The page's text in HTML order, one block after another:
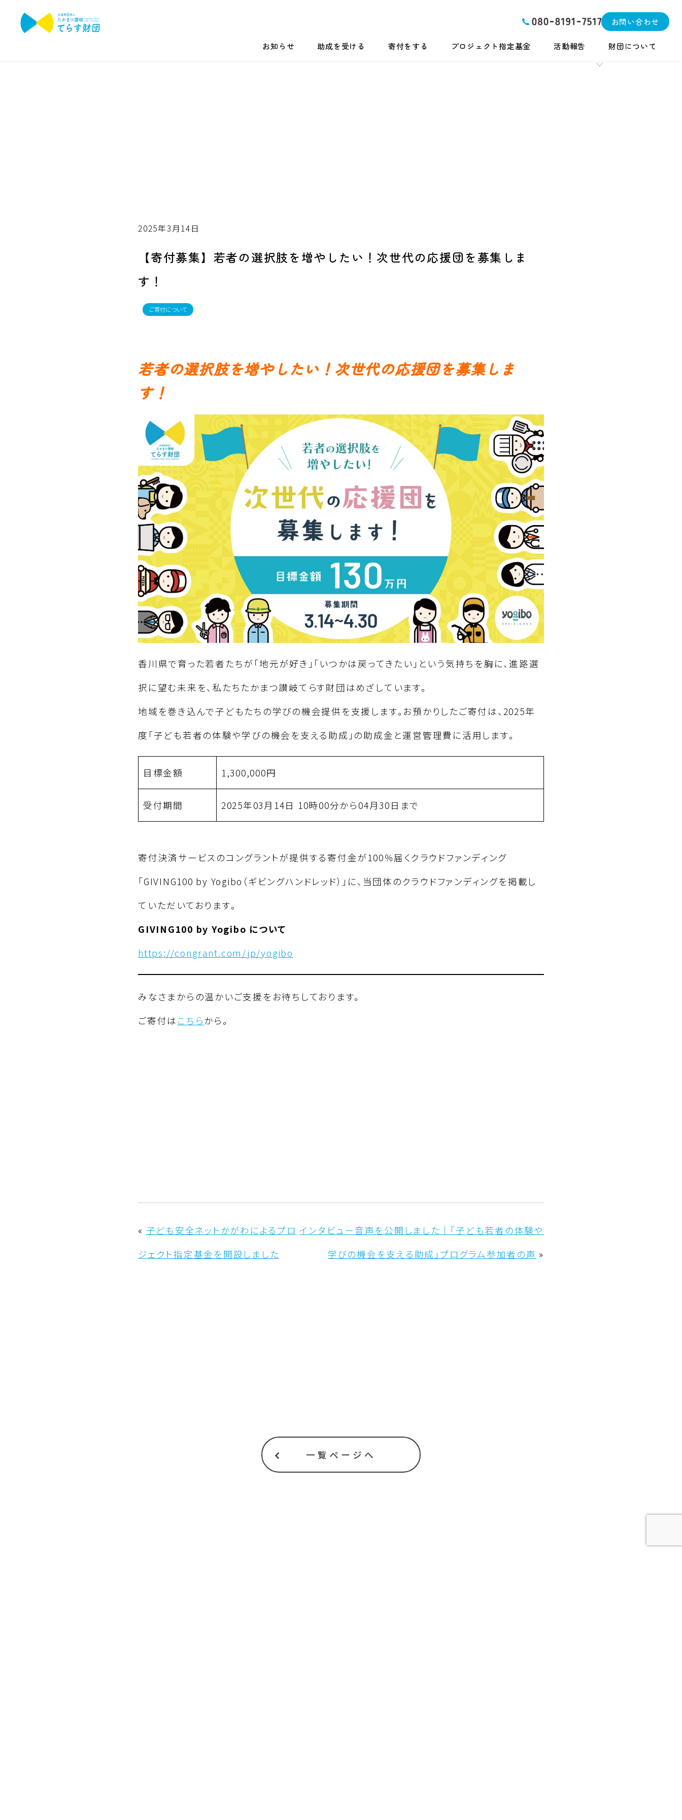
お問い合わせ
お知らせ 助成を受ける 寄付をする プロジェクト指定基金 活動報告 財団について
2025年3月14日
【寄付募集】若者の選択肢を増やしたい！次世代の応援団を募集しま
す！
ご寄付について
若者の選択肢を増やしたい！次世代の応援団を募集しま
す！
香川県で育った若者たちが「地元が好き」「いつかは戻ってきたい」という気持ちを胸に、進路選
択に望む未来を、私たちたかまつ讃岐てらす財団はめざしています。
地域を巻き込んで子どもたちの学びの機会提供を支援します。お預かりしたご寄付は、2025年
度「子ども若者の体験や学びの機会を支える助成」の助成金と運営管理費に活用します。
目標金額 1,300,000円
受付期間 2025年03月14日 10時00分から04月30日まで
寄付決済サービスのコングラントが提供する寄付金が100％届くクラウドファンディング
「GIVING100 by Yogibo（ギビングハンドレッド）」に、当団体のクラウドファンディングを掲載し
ていただいております。
GIVING100 by Yogibo について
https://congrant.com/jp/yogibo
みなさまからの温かいご支援をお待ちしております。
ご寄付は こちらから。
« 子ども安全ネットかがわによるプロ
ジェクト指定基金を開設しました
インタビュー音声を公開しました｜「子ども若者の体験や
学びの機会を支える助成」プログラム参加者の声 »
一覧ページへ